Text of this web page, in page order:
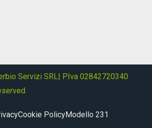
Servizi SRL| P.Iva 02842720340
Cookie PolicyModello 231